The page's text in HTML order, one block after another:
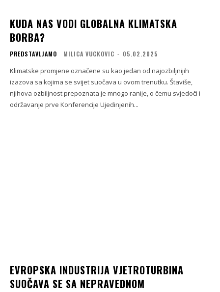
KUDA NAS VODI GLOBALNA KLIMATSKA
BORBA?
PREDSTAVLJAMO MILICA VUCKOVIC - 05.02.2025
Klimatske promjene označene su kao jedan od najozbiljnijih
izazova sa kojima se svijet suočava u ovom trenutku. Štaviše,
njihova ozbiljnost prepoznata je mnogo ranije, o čemu svjedoči i
održavanje prve Konferencije Ujedinjenih...
EVROPSKA INDUSTRIJA VJETROTURBINA
SUOČAVA SE SA NEPRAVEDNOM